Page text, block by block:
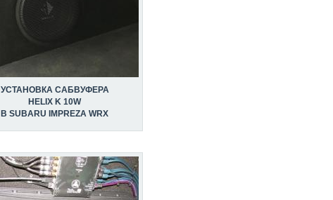
УСТАНОВКА САБВУФЕРА
HELIX K 10W
В SUBARU IMPREZA WRX